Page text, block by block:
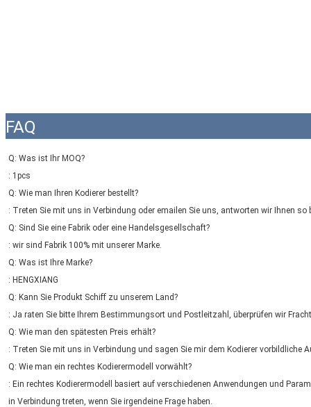
FAQ
Q: Was ist Ihr MOQ?
: 1pcs
Q: Wie man Ihren Kodierer bestellt?
: Treten Sie mit uns in Verbindung oder emailen Sie uns, antworten wir Ihnen so
Q: Sind Sie eine Fabrik oder eine Handelsgesellschaft?
: wir sind Fabrik 100% mit unserer Marke.
Q: Was ist Ihre Marke?
: HENGXIANG
Q: Kann Sie Produkt Schiff zu unserem Land?
: Ja raten Sie bitte Ihrem Bestimmungsort und Postleitzahl, überprüfen wir
Q: Wie man den spätesten Preis erhält?
: Treten Sie mit uns in Verbindung und sagen Sie mir dem Kodierer vorbildliche
Q: Wie man ein rechtes Kodierermodell vorwählt?
: Ein rechtes Kodierermodell basiert auf verschiedenen Anwendungen und
in Verbindung treten, wenn Sie irgendeine Frage haben.